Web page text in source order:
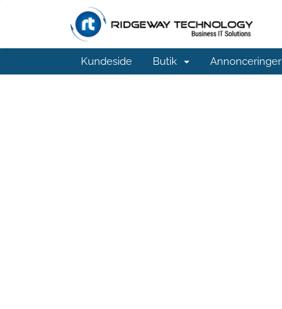
Kundeside Butik Annonceringer